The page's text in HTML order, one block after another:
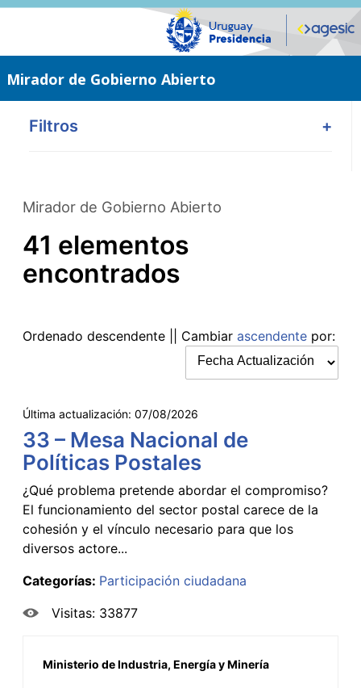
Saltar
Mirador de Gobierno Abierto
Filtros +
Mirador de Gobierno Abierto
41 elementos
encontrados
Ordenado descendente || Cambiar ascendente por:
Última actualización: 07/08/2026
33 – Mesa Nacional de
Políticas Postales
¿Qué problema pretende abordar el compromiso?
El funcionamiento del sector postal carece de la
cohesión y el vínculo necesario para que los
diversos actore...
Categorías: Participación ciudadana
Visitas: 33877
Ministerio de Industria, Energía y Minería